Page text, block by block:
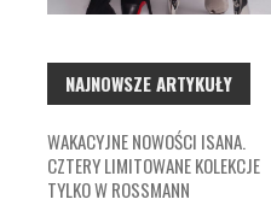
NAJNOWSZE ARTYKUŁY
WAKACYJNE NOWOŚCI ISANA.
CZTERY LIMITOWANE KOLEKCJE
TYLKO W ROSSMANN